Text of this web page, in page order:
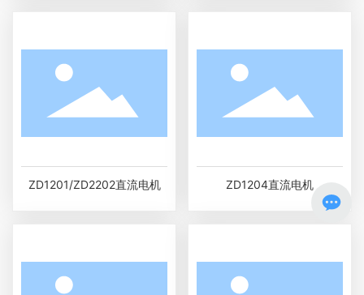
ZD1201/ZD2202直流电机 ZD1204直流电机